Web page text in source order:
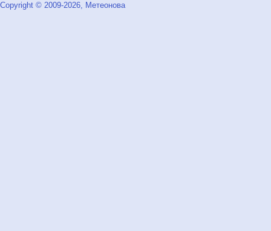
Copyright © 2009-2026, Метеонова